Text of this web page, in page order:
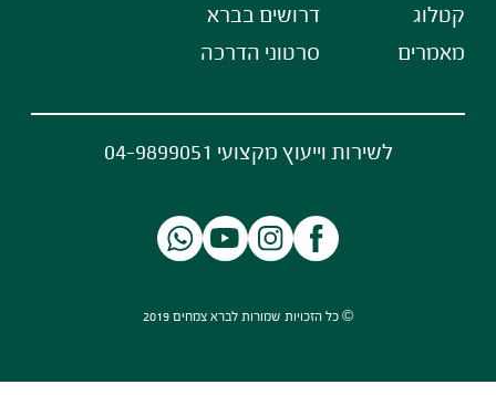
קטלוג
מאמרים
דרושים בברא
סרטוני הדרכה
לשירות וייעוץ מקצועי 04-9899051
© כל הזכויות שמורות לברא צמחים 2019